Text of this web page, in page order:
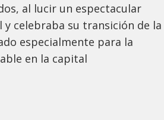
al lucir un espectacular
celebraba su transición de la
especialmente para la
en la capital